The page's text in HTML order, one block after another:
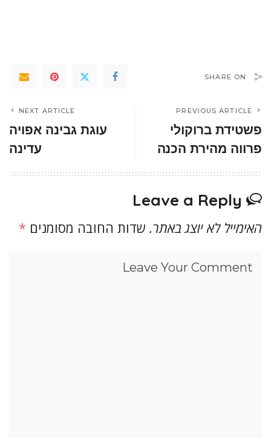
SHARE ON
PREVIOUS ARTICLE
פשטידת ברוקולי
פרווה מהירת הכנה
NEXT ARTICLE
עוגת גבינה אפויה
עדינה
Leave a Reply
האימייל לא יוצג באתר. שדות החובה מסומנים *